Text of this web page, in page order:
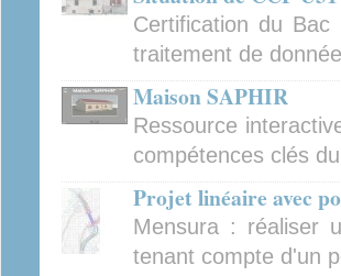
Certification du
traitement de
Maison SAPHIR
Ressource
compétences clés
Projet linéaire avec
Mensura : réaliser
tenant compte d'un